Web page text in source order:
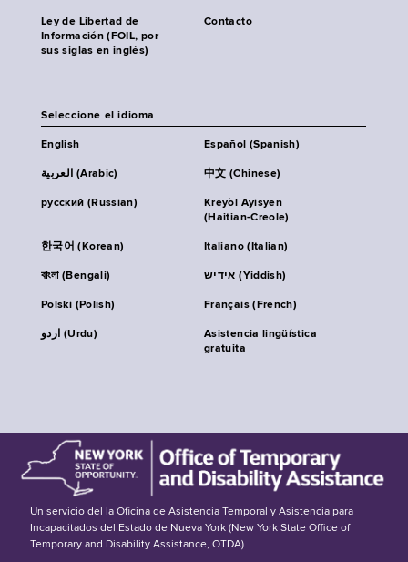
Ley de Libertad de
Información (FOIL, por
sus siglas en inglés)
Contacto
Seleccione el idioma
English Español (Spanish)
العربية (Arabic) 中文 (Chinese)
русский (Russian)
Kreyòl Ayisyen
(Haitian-Creole)
한국어 (Korean) Italiano (Italian)
বাংলা (Bengali) אידיש (Yiddish)
Polski (Polish) Français (French)
اردو (Urdu)
Asistencia lingüística
gratuita
Un servicio del la Oficina de Asistencia Temporal y Asistencia para
Incapacitados del Estado de Nueva York (New York State Office of
Temporary and Disability Assistance, OTDA).